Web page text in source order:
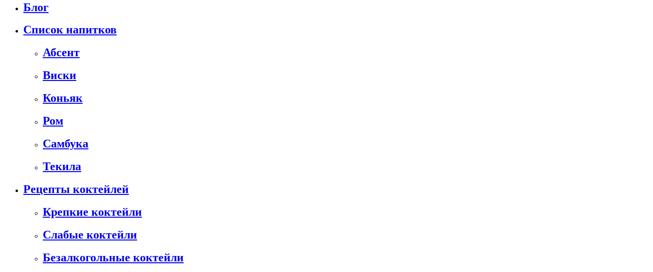
Блог
Список напитков
Абсент
Виски
Коньяк
Ром
Самбука
Текила
Рецепты коктейлей
Крепкие коктейли
Слабые коктейли
Безалкогольные коктейли